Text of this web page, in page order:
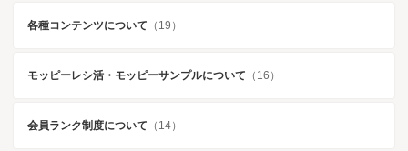
各種コンテンツについて （19）
モッピーレシ活・モッピーサンプルについて （16）
会員ランク制度について （14）